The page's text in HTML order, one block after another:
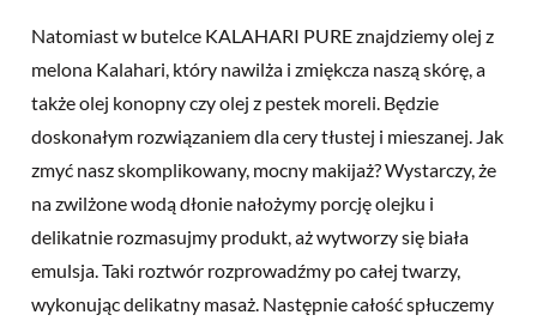
Natomiast w butelce KALAHARI PURE znajdziemy olej z
melona Kalahari, który nawilża i zmiękcza naszą skórę, a
także olej konopny czy olej z pestek moreli. Będzie
doskonałym rozwiązaniem dla cery tłustej i mieszanej. Jak
zmyć nasz skomplikowany, mocny makijaż? Wystarczy, że
na zwilżone wodą dłonie nałożymy porcję olejku i
delikatnie rozmasujmy produkt, aż wytworzy się biała
emulsja. Taki roztwór rozprowadźmy po całej twarzy,
wykonując delikatny masaż. Następnie całość spłuczemy